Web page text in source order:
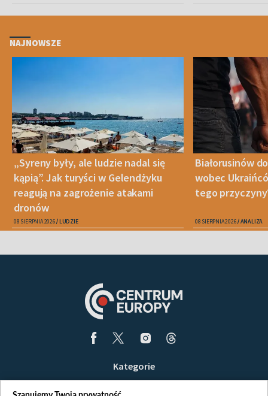
NAJNOWSZE
„Syreny były, ale ludzie nadal się
kąpią”. Jak turyści w Gelendżyku
reagują na zagrożenie atakami
dronów
08 SIERPNIA 2026 LUDZIE
Białorusinów
wobec
tego
08 SIERPNIA 2026 ANALIZA
Kategorie